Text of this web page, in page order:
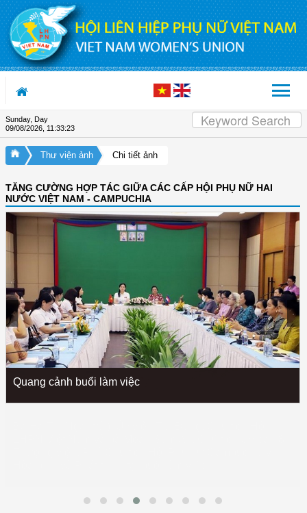
Skip to Content
Sunday, Day
09/08/2026, 11:33:24
Thư viện ảnh Chi tiết ảnh
TĂNG CƯỜNG HỢP TÁC GIỮA CÁC CẤP HỘI PHỤ NỮ HAI
NƯỚC VIỆT NAM - CAMPUCHIA
Quang cảnh buổi làm việc